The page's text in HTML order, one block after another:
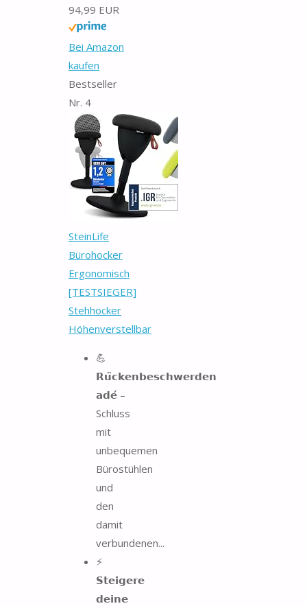
94,99 EUR
Bei Amazon
kaufen
Bestseller
Nr. 4
SteinLife
Bürohocker
Ergonomisch
[TESTSIEGER]
Stehhocker
Höhenverstellbar
💪
𝗥𝘂̈𝗰𝗸𝗲𝗻𝗯𝗲𝘀𝗰𝗵𝘄𝗲𝗿𝗱𝗲𝗻
𝗮𝗱𝗲́ –
Schluss
mit
unbequemen
Bürostühlen
und
den
damit
verbundenen...
⚡
𝗦𝘁𝗲𝗶𝗴𝗲𝗿𝗲
𝗱𝗲𝗶𝗻𝗲